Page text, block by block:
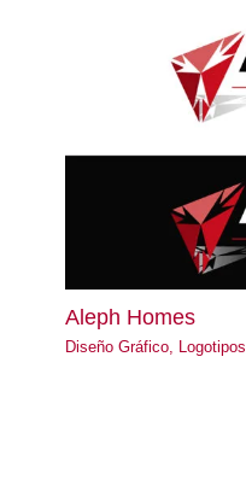
Aleph Homes
Diseño Gráfico, Logotipos